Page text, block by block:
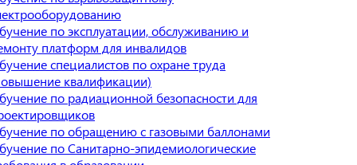
по эксплуатации, обслуживанию и
платформ для инвалидов
специалистов по охране труда
квалификации)
по радиационной безопасности для
по обращению с газовыми баллонами
по Санитарно-эпидемиологические